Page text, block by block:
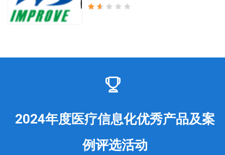
2024年度医疗信息化优秀产品及案
例评选活动